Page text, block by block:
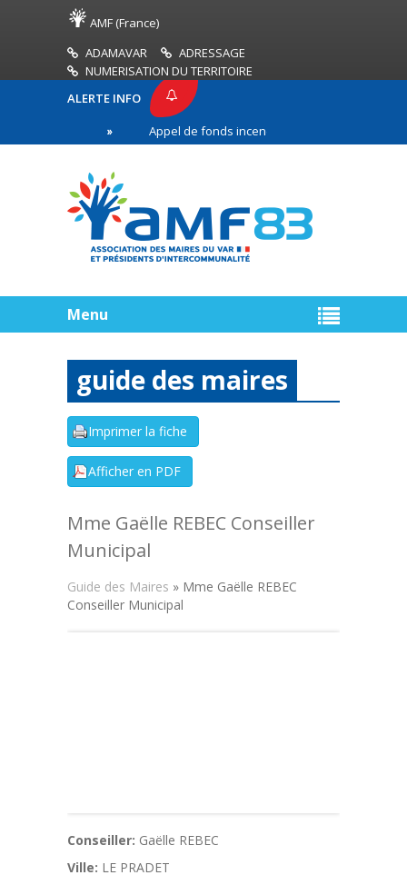
AMF (France)
ADAMAVAR
ADRESSAGE
NUMERISATION DU TERRITOIRE
ALERTE INFO
Appel de fonds incendies de forêt
ligne
Menu
guide des maires
Mme Gaëlle REBEC Conseiller
Municipal
Guide des Maires » Mme Gaëlle REBEC
Conseiller Municipal
Conseiller: Gaëlle REBEC
Ville: LE PRADET